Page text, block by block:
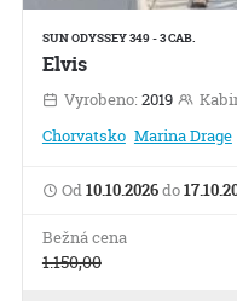
SUN ODYSSEY 349 - 3 CAB.
Elvis
Vyrobeno: 2019
Chorvatsko Marina Drage
Od10.10.2026do
Bežná cena
1.150,00